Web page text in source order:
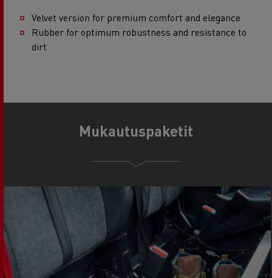
Velvet version for premium comfort and elegance​
Rubber for optimum robustness and resistance to
dirt
Mukautuspaketit